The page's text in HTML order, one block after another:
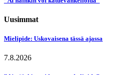
Uusimmat
Mielipide: Uskovaisena tässä ajassa
7.8.2026